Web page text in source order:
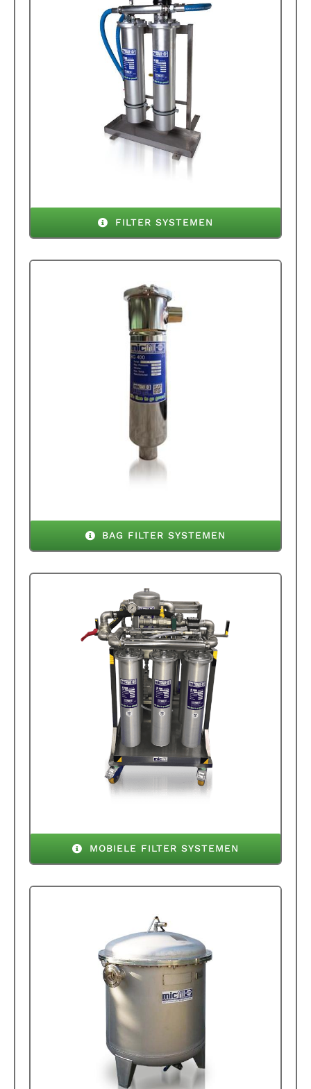
FILTER SYSTEMEN
BAG FILTER SYSTEMEN
MOBIELE FILTER SYSTEMEN